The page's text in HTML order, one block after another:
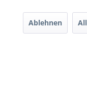
durch
Ablehnen